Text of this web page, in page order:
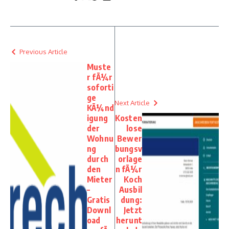
Previous Article
Muste
r fÃ¼r
soforti
ge
KÃ¼nd
igung
der
Wohnu
ng
durch
den
Mieter
–
Gratis
Downl
oad
Next Article
Kosten
lose
Bewer
bungsv
orlage
n fÃ¼r
Koch
Ausbil
dung:
Jetzt
herunt